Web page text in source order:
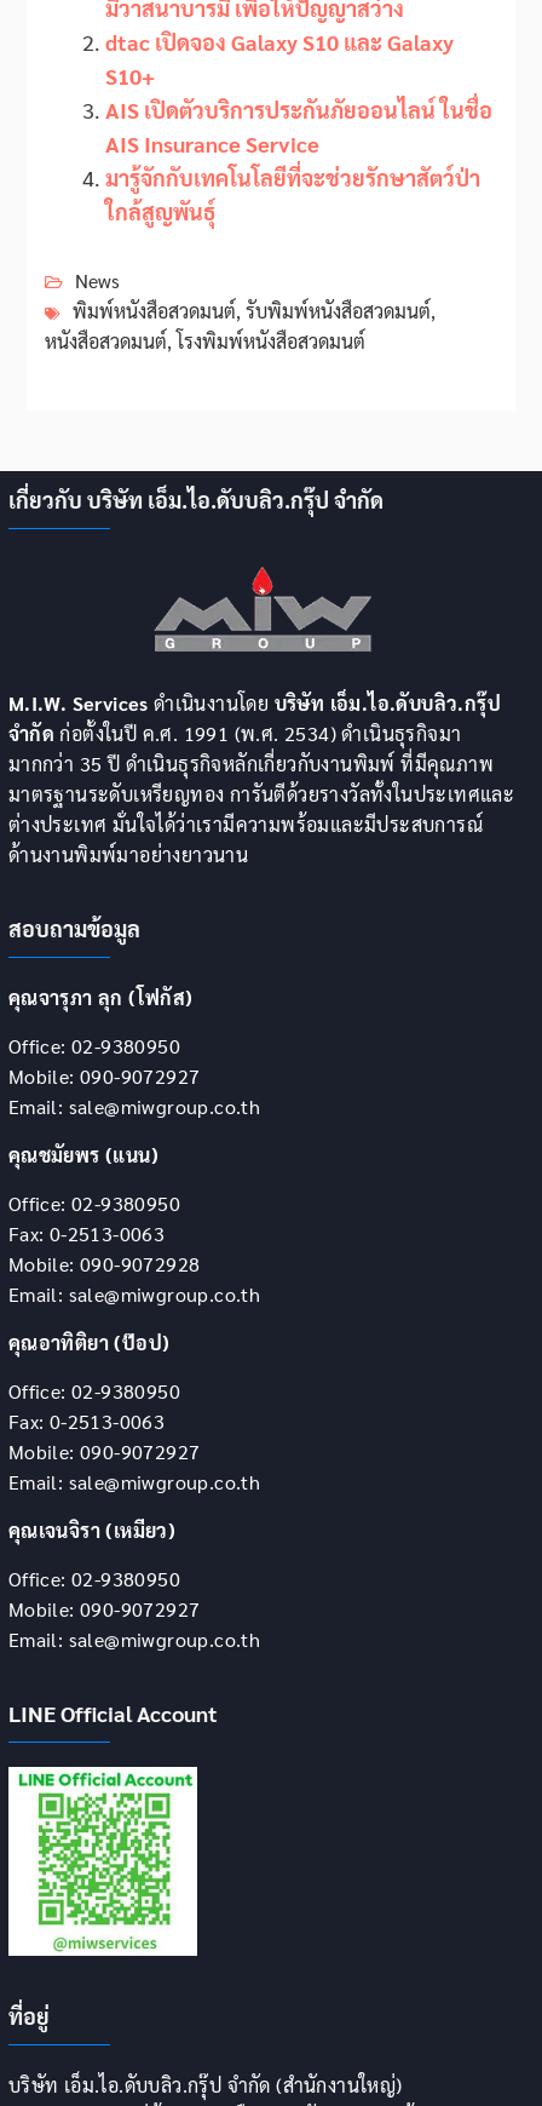
มีวาสนาบารมี เพื่อให้ปัญญาสว่าง
dtac เปิดจอง Galaxy S10 และ Galaxy
S10+
AIS เปิดตัวบริการประกันภัยออนไลน์ ในชื่อ
AIS Insurance Service
มารู้จักกับเทคโนโลยีที่จะช่วยรักษาสัตว์ป่า
ใกล้สูญพันธุ์
News
พิมพ์หนังสือสวดมนต์, รับพิมพ์หนังสือสวดมนต์,
หนังสือสวดมนต์, โรงพิมพ์หนังสือสวดมนต์
เกี่ยวกับ บริษัท เอ็ม.ไอ.ดับบลิว.กรุ๊ป จำกัด
M.I.W. Services ดำเนินงานโดย บริษัท เอ็ม.ไอ.ดับบลิว.กรุ๊ป
จำกัด ก่อตั้งในปี ค.ศ. 1991 (พ.ศ. 2534) ดำเนินธุรกิจมา
มากกว่า 35 ปี ดำเนินธุรกิจหลักเกี่ยวกับงานพิมพ์ ที่มีคุณภาพ
มาตรฐานระดับเหรียญทอง การันตีด้วยรางวัลทั้งในประเทศและ
ต่างประเทศ มั่นใจได้ว่าเรามีความพร้อมและมีประสบการณ์
ด้านงานพิมพ์มาอย่างยาวนาน
สอบถามข้อมูล
คุณจารุภา ลุก (โฟกัส)
Office: 02-9380950
Mobile: 090-9072927
Email: sale@miwgroup.co.th
คุณชมัยพร (แนน)
Office: 02-9380950
Fax: 0-2513-0063
Mobile: 090-9072928
Email: sale@miwgroup.co.th
คุณอาทิติยา (ป๊อป)
Office: 02-9380950
Fax: 0-2513-0063
Mobile: 090-9072927
Email: sale@miwgroup.co.th
คุณเจนจิรา (เหมียว)
Office: 02-9380950
Mobile: 090-9072927
Email: sale@miwgroup.co.th
LINE Official Account
ที่อยู่
บริษัท เอ็ม.ไอ.ดับบลิว.กรุ๊ป จำกัด (สำนักงานใหญ่)